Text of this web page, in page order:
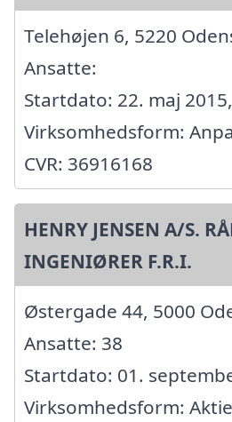
Telehøjen 6, 5220
Ansatte:
Startdato: 22. maj 2015,
Virksomhedsform:
CVR: 36916168
HENRY JENSEN A/S.
INGENIØRER F.R.I.
Østergade 44, 5000
Ansatte: 38
Startdato: 01.
Virksomhedsform: